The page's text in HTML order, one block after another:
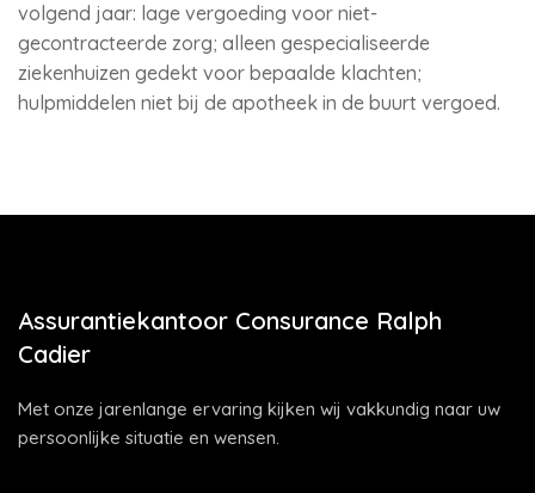
volgend jaar: lage vergoeding voor niet-
gecontracteerde zorg; alleen gespecialiseerde
ziekenhuizen gedekt voor bepaalde klachten;
hulpmiddelen niet bij de apotheek in de buurt vergoed.
Assurantiekantoor Consurance Ralph
Cadier
Met onze jarenlange ervaring kijken wij vakkundig naar uw
persoonlijke situatie en wensen.